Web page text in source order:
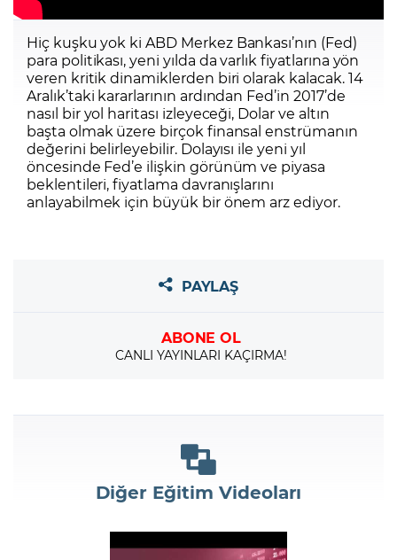
Hiç kuşku yok ki ABD Merkez Bankası’nın (Fed)
para politikası, yeni yılda da varlık fiyatlarına yön
veren kritik dinamiklerden biri olarak kalacak. 14
Aralık’taki kararlarının ardından Fed’in 2017’de
nasıl bir yol haritası izleyeceği, Dolar ve altın
başta olmak üzere birçok finansal enstrümanın
değerini belirleyebilir. Dolayısı ile yeni yıl
öncesinde Fed’e ilişkin görünüm ve piyasa
beklentileri, fiyatlama davranışlarını
anlayabilmek için büyük bir önem arz ediyor.
PAYLAŞ
ABONE OL
CANLI YAYINLARI KAÇIRMA!
Diğer Eğitim Videoları